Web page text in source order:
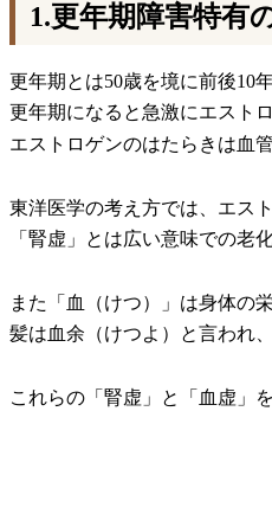
1.更年期障害特有
更年期とは50歳を境に前後10
更年期になると急激にエスト
エストロゲンのはたらきは血
東洋医学の考え方では、エス
「腎虚」とは広い意味での老
また「血（けつ）」は身体の
髪は血余（けつよ）と言われ
これらの「腎虚」と「血虚」